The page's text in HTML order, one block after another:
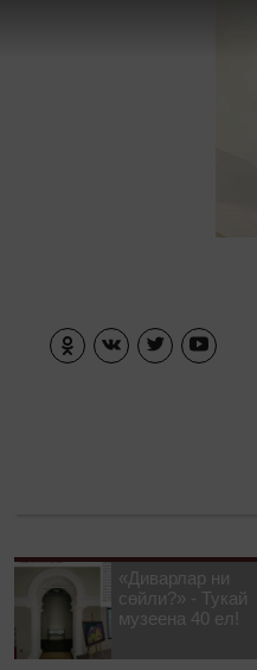
«Диварлар ни
сөйли?» - Тукай
музеена 40 ел!